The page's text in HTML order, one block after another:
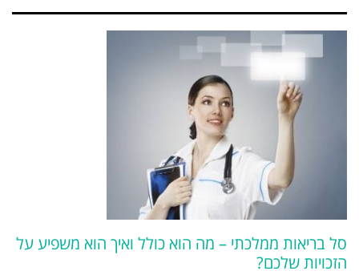
סל בריאות ממלכתי – מה הוא כולל ואיך הוא משפיע על
הזכויות שלכם?